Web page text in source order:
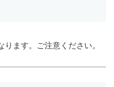
ます。ご注意ください。